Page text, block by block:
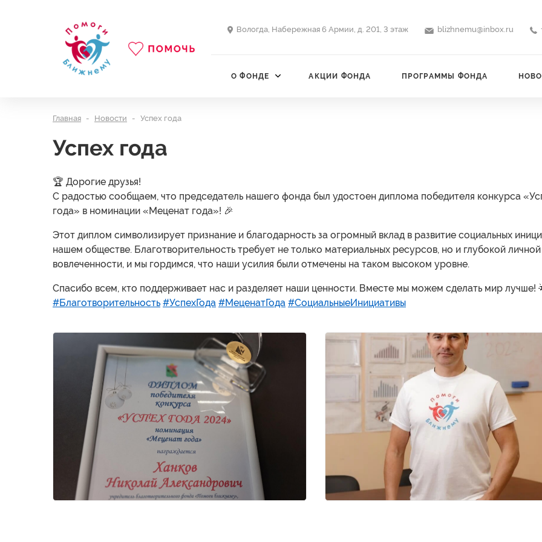
Вологда, Набережная 6 Армии, д. 201, 3 этаж blizhnemu@inbox.ru
О ФОНДЕ АКЦИИ ФОНДА ПРОГРАММЫ ФОНДА
Главная Новости Успех года
Успех года
🏆 Дорогие друзья!
С радостью сообщаем, что председатель нашего фонда был удостоен диплома победителя конкурса
года» в номинации «Меценат года»! 🎉
Этот диплом символизирует признание и благодарность за огромный вклад в развитие социальных
нашем обществе. Благотворительность требует не только материальных ресурсов, но и глубокой личной
вовлеченности, и мы гордимся, что наши усилия были отмечены на таком высоком уровне.
Спасибо всем, кто поддерживает нас и разделяет наши ценности. Вместе мы можем сделать мир лучше!
#Благотворительность #УспехГода #МеценатГода #СоциальныеИнициативы